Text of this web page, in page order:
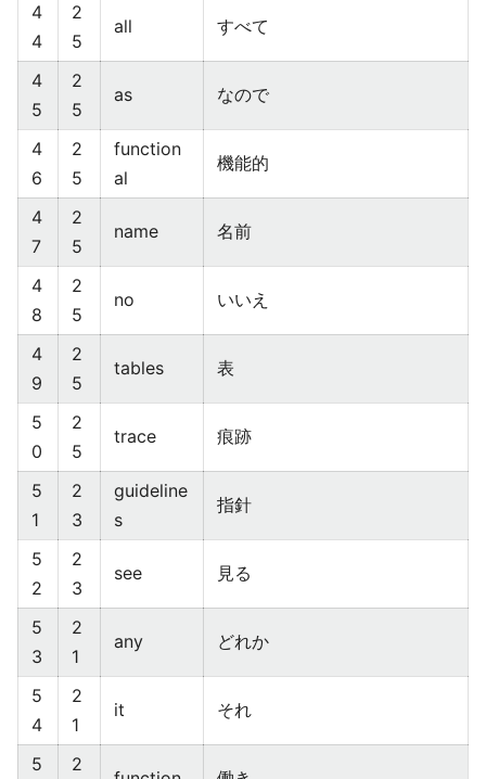
4
4
2
5
all すべて
4
5
2
5
as なので
4
6
2
5
function
al
機能的
4
7
2
5
name 名前
4
8
2
5
no いいえ
4
9
2
5
tables 表
5
0
2
5
trace 痕跡
5
1
2
3
guideline
s
指針
5
2
2
3
see 見る
5
3
2
1
any どれか
5
4
2
1
it それ
5 2